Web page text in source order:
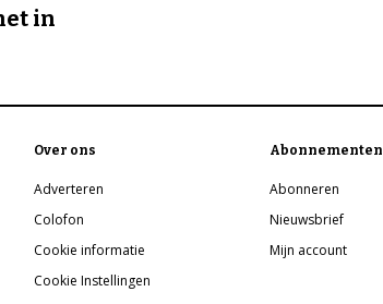
in
Over ons
Adverteren
Colofon
Cookie informatie
Cookie Instellingen
Abonnementen
Abonneren
Nieuwsbrief
Mijn account